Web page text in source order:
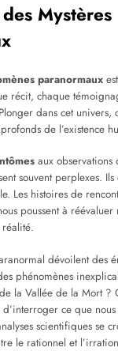
Mystères
paranormaux
récit, chaque
dans cet univers,
de l’existence
aux observations
souvent perplexes.
Les histoires de
poussent à réévaluer
dévoilent des
phénomènes
de la Vallée de la Mort ?
ce que nous
scientifiques se
le rationnel et